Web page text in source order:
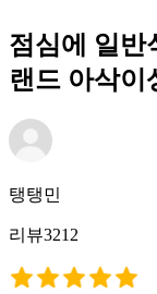
점심에 일반
랜드 아삭이
탱탱민
리뷰3212